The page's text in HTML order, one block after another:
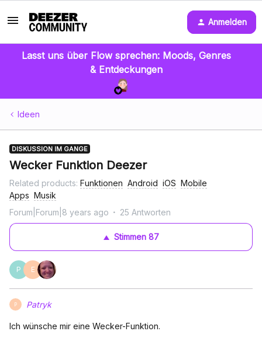
Anmelden
Lasst uns über Flow sprechen: Moods, Genres
& Entdeckungen
Ideen
DISKUSSION IM GANGE
Wecker Funktion Deezer
Related products: Funktionen Android iOS Mobile
Apps Musik
Forum|Forum|8 years ago
25 Antworten
Stimmen87
P E
P Patryk
Ich wünsche mir eine Wecker-Funktion.